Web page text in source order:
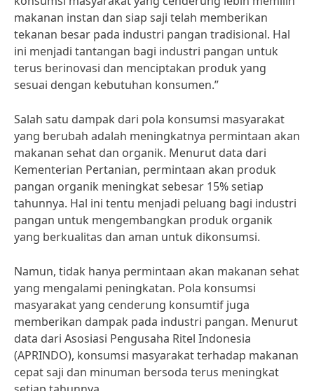
makanan instan dan siap saji telah memberikan
tekanan besar pada industri pangan tradisional. Hal
ini menjadi tantangan bagi industri pangan untuk
terus berinovasi dan menciptakan produk yang
sesuai dengan kebutuhan konsumen.”
Salah satu dampak dari pola konsumsi masyarakat
yang berubah adalah meningkatnya permintaan akan
makanan sehat dan organik. Menurut data dari
Kementerian Pertanian, permintaan akan produk
pangan organik meningkat sebesar 15% setiap
tahunnya. Hal ini tentu menjadi peluang bagi industri
pangan untuk mengembangkan produk organik
yang berkualitas dan aman untuk dikonsumsi.
Namun, tidak hanya permintaan akan makanan sehat
yang mengalami peningkatan. Pola konsumsi
masyarakat yang cenderung konsumtif juga
memberikan dampak pada industri pangan. Menurut
data dari Asosiasi Pengusaha Ritel Indonesia
(APRINDO), konsumsi masyarakat terhadap makanan
cepat saji dan minuman bersoda terus meningkat